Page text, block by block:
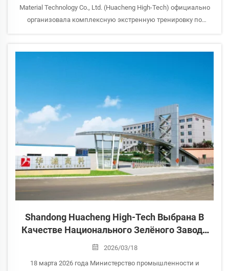
Material Technology Co., Ltd. (Huacheng High-Tech) официально
организовала комплексную экстренную тренировку по
Shandong Huacheng High-Tech Выбрана В
Качестве Национального Зелёного Завода
2025 Года | Лидер Зелёного Производства
2026/03/18
18 марта 2026 года Министерство промышленности и